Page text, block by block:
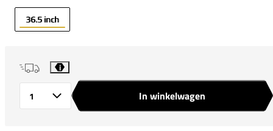
36.5 inch
i
In winkelwagen